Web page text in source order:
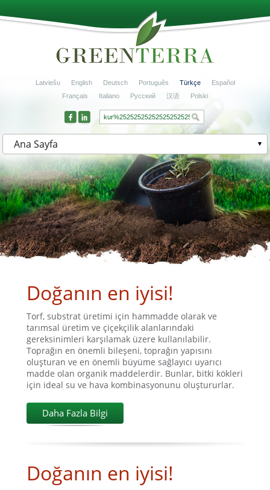
Latviešu English Deutsch Português Türkçe
Español
Français
Italiano Русский 汉语 Polski
Ana Sayfa
Doğanın en iyisi!
Torf, substrat üretimi için hammadde olarak ve
tarımsal üretim ve çiçekçilik alanlarındaki
gereksinimleri karşılamak üzere kullanılabilir.
Toprağın en önemli bileşeni, toprağın yapısını
oluşturan ve en önemli büyüme sağlayıcı uyarıcı
madde olan organik maddelerdir. Bunlar, bitki kökleri
için ideal su ve hava kombinasyonunu oluştururlar.
Daha Fazla Bilgi
Doğanın en iyisi!